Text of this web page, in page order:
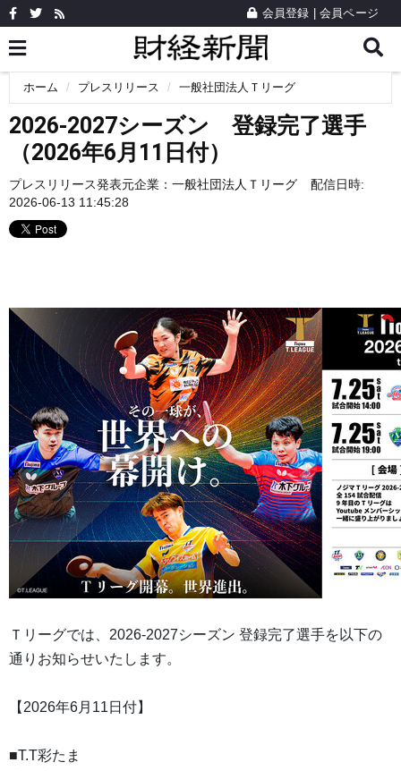
会員登録 会員ページ
ホーム プレスリリース 一般社団法人Ｔリーグ
2026-2027シーズン 登録完了選手
（2026年6月11日付）
プレスリリース発表元企業： 一般社団法人Ｔリーグ
配信日時:
2026-06-13 11:45:28
Ｔリーグでは、2026-2027シーズン 登録完了選手を以下の
通りお知らせいたします。
【2026年6月11日付】
■T.T彩たま